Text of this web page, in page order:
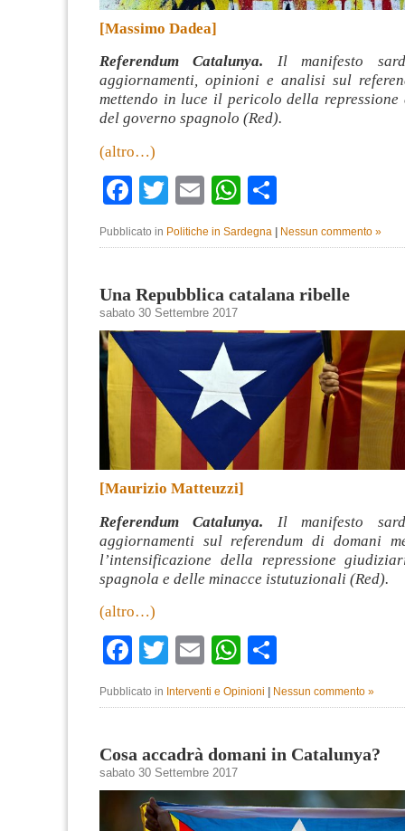
[Massimo Dadea]
Referendum Catalunya.
Il manifesto
aggiornamenti, opinioni e analisi sul
mettendo in luce il pericolo della repressione
del governo spagnolo (Red).
(altro…)
Facebook
TwitterEmailWhatsApp
Pubblicato in Politiche in Sardegna | Nessun commento »
Una Repubblica catalana ribelle
sabato 30 Settembre 2017
[Maurizio Matteuzzi]
Referendum Catalunya. Il manifesto
aggiornamenti sul referendum di domani
l’intensificazione della repressione
spagnola e delle minacce istutuzionali (Red).
(altro…)
Facebook
TwitterEmailWhatsApp
Pubblicato in Interventi e Opinioni Nessun commento »
Cosa accadrà domani in Catalunya?
sabato 30 Settembre 2017